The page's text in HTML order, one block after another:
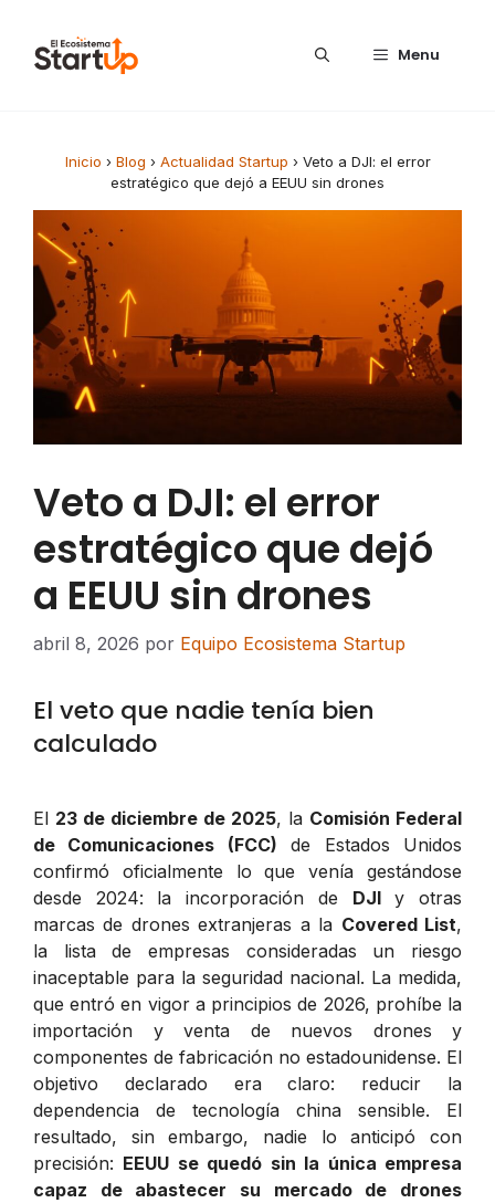
Menu
Inicio › Blog › Actualidad Startup › Veto a DJI: el error
estratégico que dejó a EEUU sin drones
Veto a DJI: el error
estratégico que dejó
a EEUU sin drones
abril 8, 2026 por Equipo Ecosistema Startup
El veto que nadie tenía bien
calculado
El 23 de diciembre de 2025, la Comisión Federal
de Comunicaciones (FCC) de Estados Unidos
confirmó oficialmente lo que venía gestándose
desde 2024: la incorporación de DJIy otras
marcas de drones extranjeras a la Covered List,
la lista de empresas consideradas un riesgo
inaceptable para la seguridad nacional. La medida,
que entró en vigor a principios de 2026, prohíbe la
importación y venta de nuevos drones y
componentes de fabricación no estadounidense. El
objetivo declarado era claro: reducir la
dependencia de tecnología china sensible. El
resultado, sin embargo, nadie lo anticipó con
precisión: EEUU se quedó sin la única empresa
capaz de abastecer su mercado de drones